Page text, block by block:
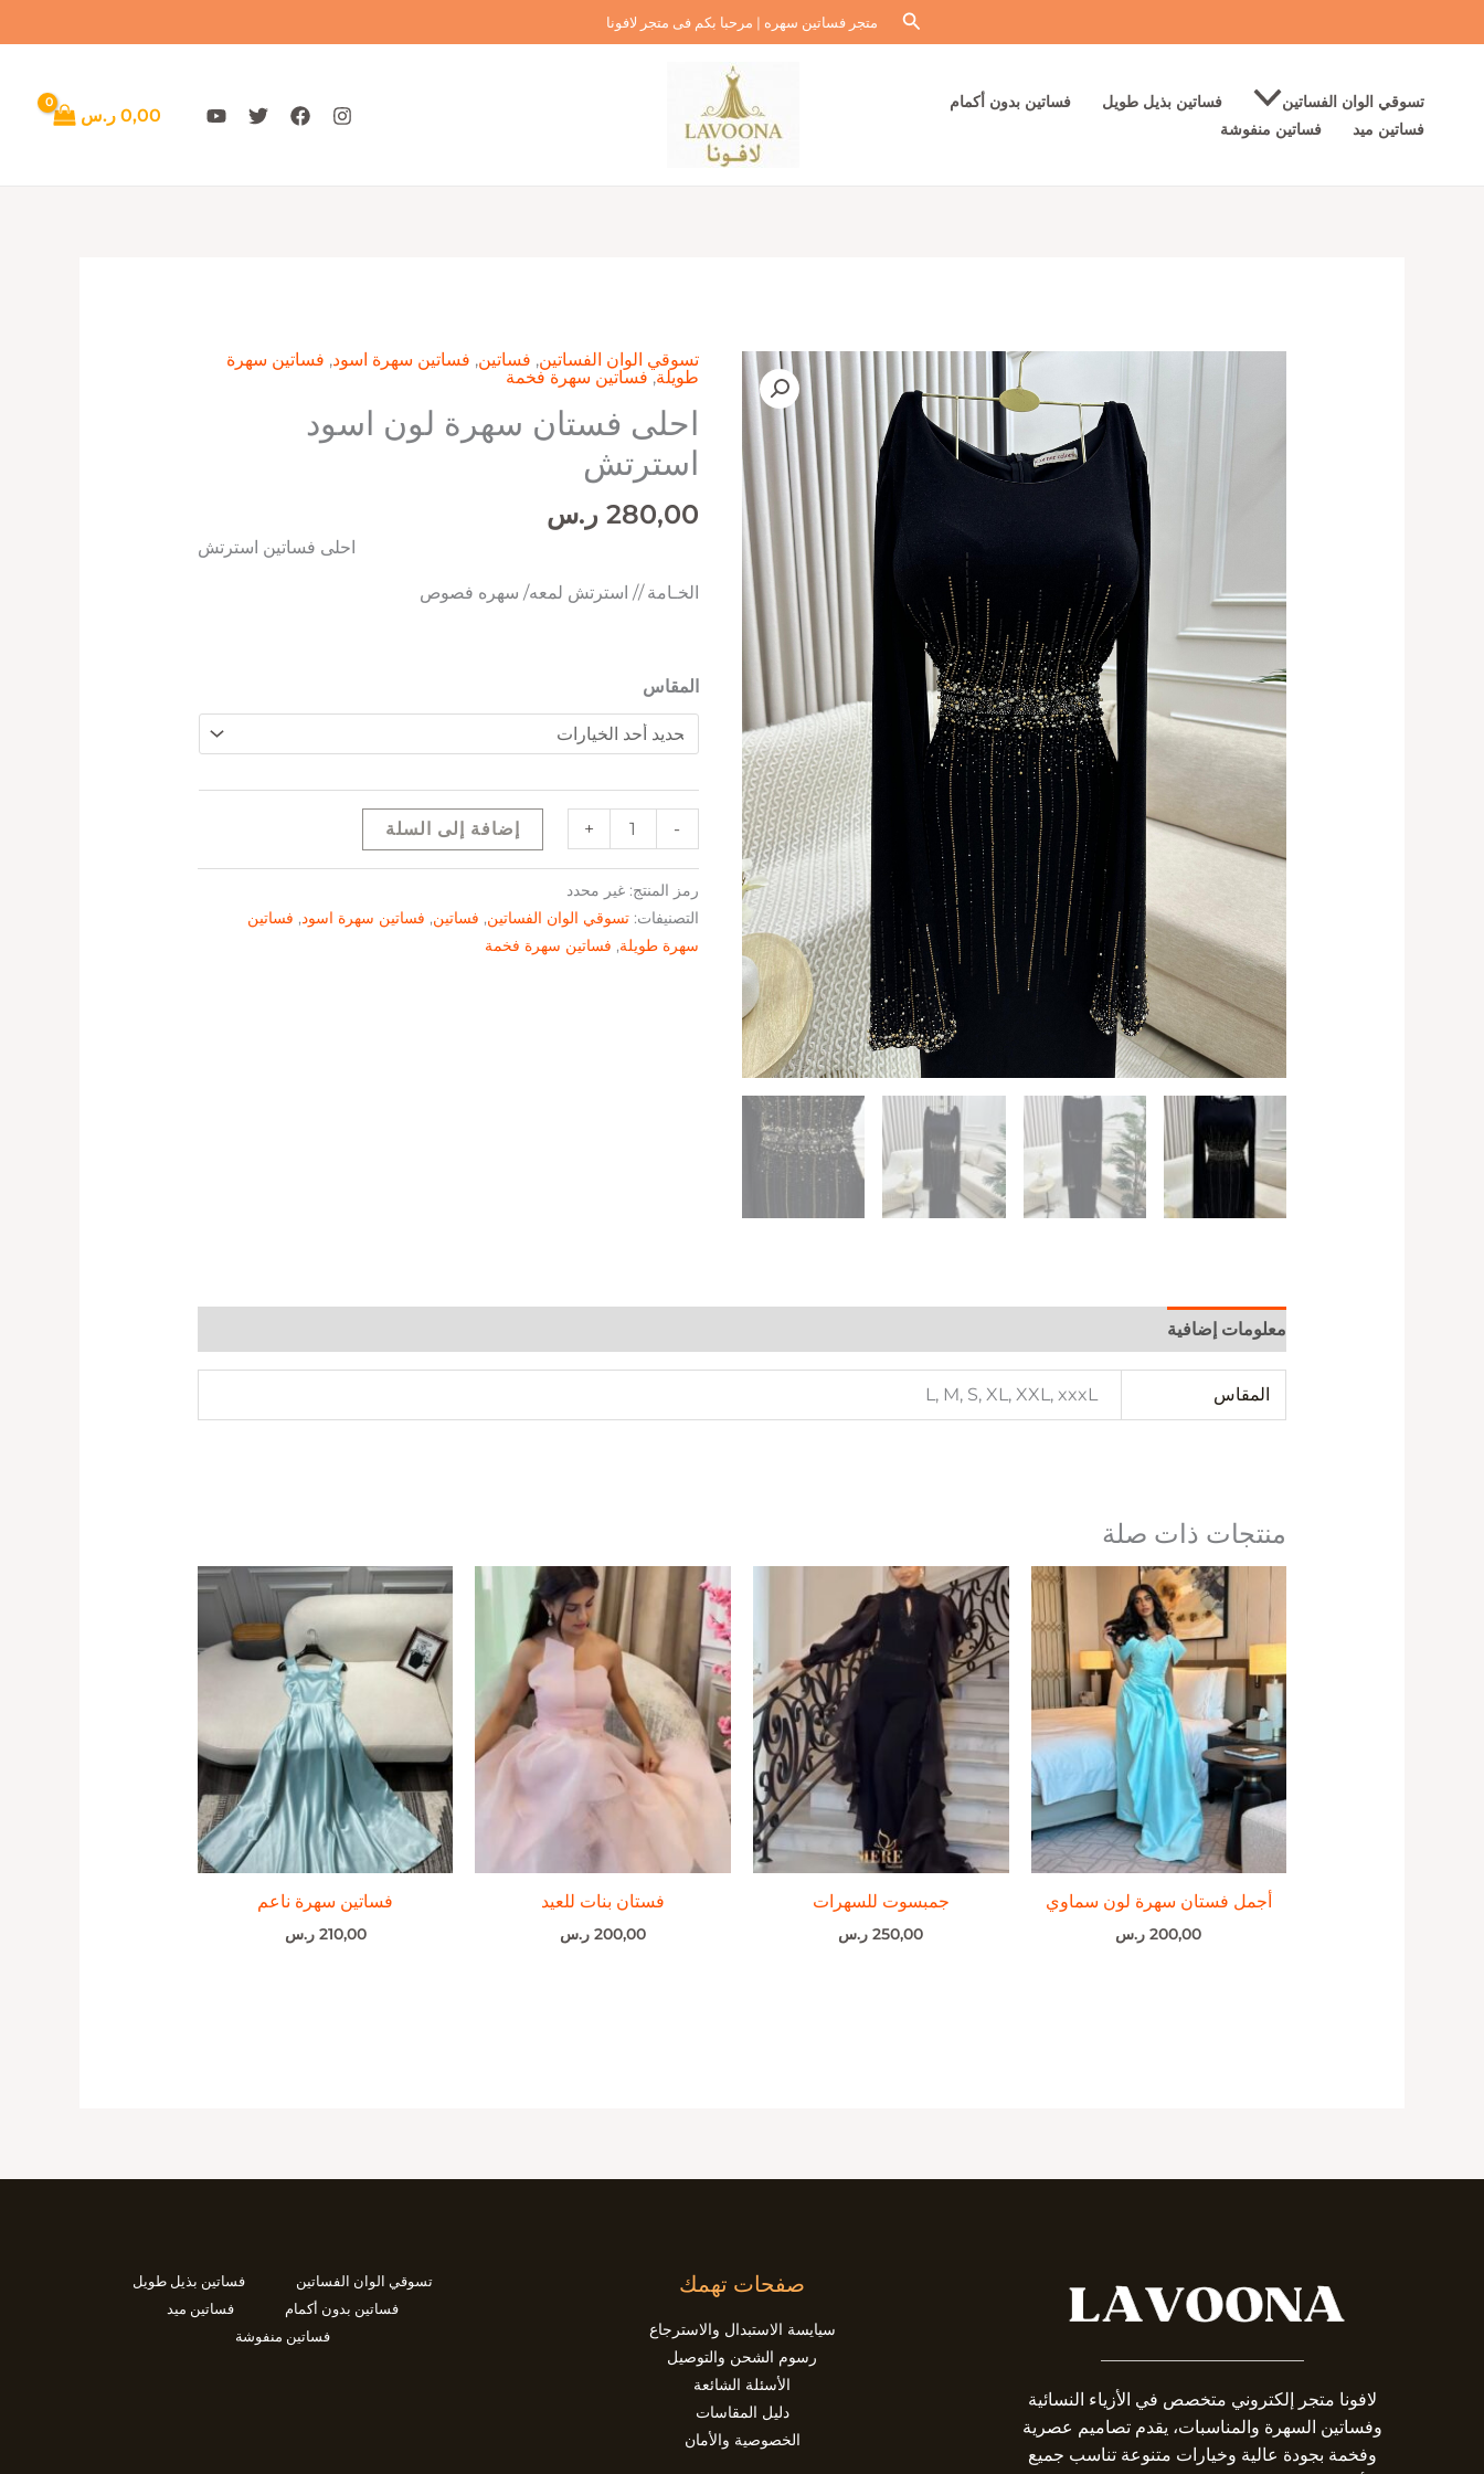
إلى
البحثمتجر فساتين سهره | مرحبا بكم فى متجر لافونا
تسوقي الوان الفساتين فساتين بذيل طويل
فساتين بدون أكمام
فساتين ميد
فساتين منفوشة
0,00 ر.س
تسوقي الوان الفساتين, فساتين, فساتين سهرة اسود, فساتين سهرة
طويلة, فساتين سهرة فخمة
احلى فستان سهرة لون اسود
استرتش
280,00 ر.س
احلى فساتين استرتش
الخـامة // استرتش لمعه/ سهره فصوص
المقاس
-
+ إضافة إلى السلة
رمز المنتج:غير محدد
التصنيفات:تسوقي الوان الفساتين, فساتين, فساتين سهرة اسود, فساتين
سهرة طويلة, فساتين سهرة فخمة
معلومات إضافية
المقاس L, M, S, XL, XXL, xxxL
منتجات ذات صلة
أجمل فستان سهرة لون سماوي
200,00 ر.س
جمبسوت للسهرات
250,00 ر.س
فستان بنات للعيد
200,00 ر.س
فساتين سهرة ناعم
210,00 ر.س
لافونا متجر إلكتروني متخصص في الأزياء النسائية
وفساتين السهرة والمناسبات، يقدم تصاميم عصرية
وفخمة بجودة عالية وخيارات متنوعة تناسب جميع
صفحات تهمك
سيايسة الاستبدال والاسترجاع
رسوم الشحن والتوصيل
الأسئلة الشائعة
دليل المقاسات
الخصوصية والأمان
تسوقي الوان الفساتين
فساتين بذيل طويل
فساتين بدون أكمام
فساتين ميد
فساتين منفوشة